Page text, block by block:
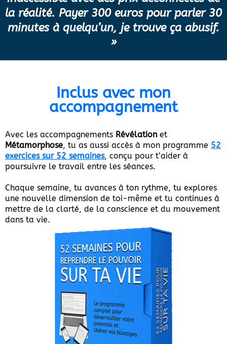
la réalité. Payer 300 euros pour parler 30
minutes à quelqu’un, je trouve ça abusif.
»
Inclus avec mon
accompagnement
Avec les accompagnements Révélation et
Métamorphose, tu as aussi accès à mon programme 52
exercices sur 52 semaines, conçu pour t’aider à
poursuivre le travail entre les séances.
Chaque semaine, tu avances à ton rythme, tu explores
une nouvelle dimension de toi-même et tu continues à
mettre de la clarté, de la conscience et du mouvement
dans ta vie.